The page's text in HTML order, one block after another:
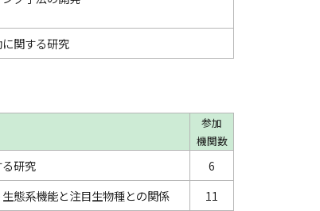
関する研究
参加
機関数
研究
6
態系機能と注目生物種との関係
11